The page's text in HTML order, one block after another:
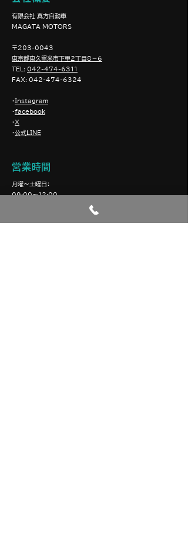
​有限会社 真方自動車
​MAGATA MOTORS
〒203-0043
東京都東久留米市下里2丁目8－6
TEL: 042-474-6311
FAX: 042-474-6324
・Instagram
・facebook
・X
・公式LINE
営業時間
月曜〜土曜日：
09:00〜12:00